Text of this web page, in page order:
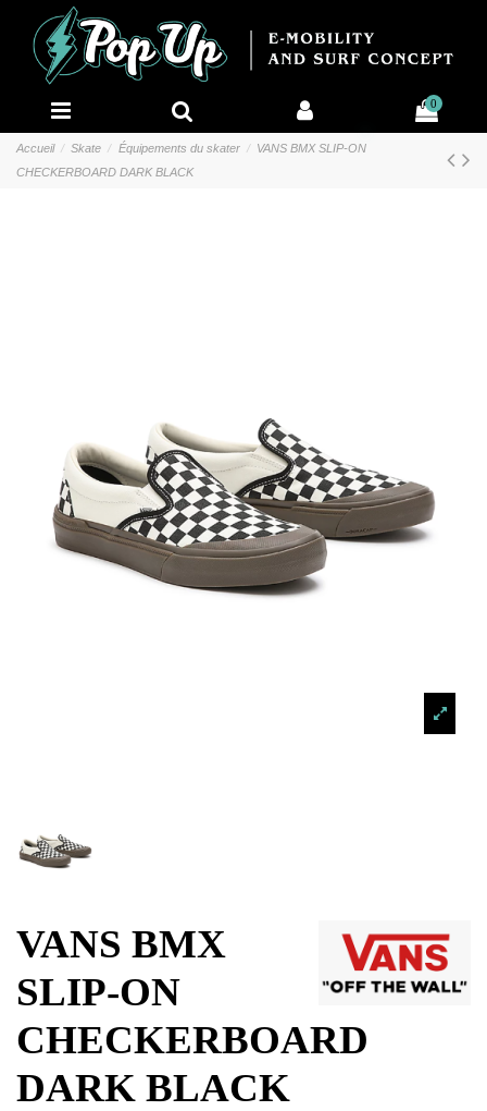
0
Accueil Skate Équipements du skater
VANS BMX SLIP-ON
CHECKERBOARD DARK BLACK
VANS BMX
SLIP-ON
CHECKERBOARD
DARK BLACK